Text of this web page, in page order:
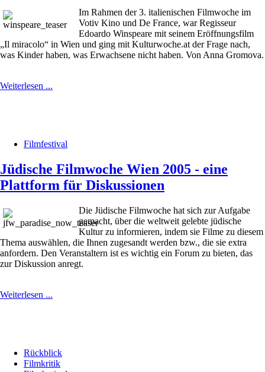
Im Rahmen der 3. italienischen Filmwoche im
Votiv Kino und De France, war Regisseur
Edoardo Winspeare mit seinem Eröffnungsfilm
„Il miracolo“ in Wien und ging mit Kulturwoche.at der Frage nach,
was Kinder haben, was Erwachsene nicht haben. Von Anna Gromova.
Weiterlesen ...
Filmfestival
Jüdische Filmwoche Wien 2005 - eine
Plattform für Diskussionen
Die Jüdische Filmwoche hat sich zur Aufgabe
gemacht, über die weltweit gelebte jüdische
Kultur zu informieren, indem sie Filme zu diesem
Thema auswählen, die Ihnen zugesandt werden bzw., die sie extra
anfordern. Den Veranstaltern ist es wichtig ein Forum zu bieten, das
zur Diskussion anregt.
Weiterlesen ...
Rückblick
Filmkritik